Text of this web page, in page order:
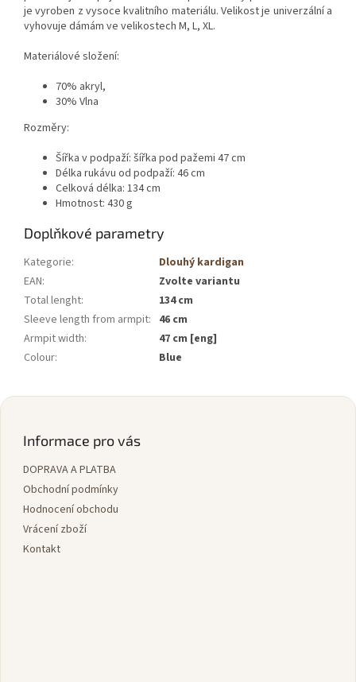
je vyroben z vysoce kvalitního materiálu. Velikost je univerzální a
vyhovuje dámám ve velikostech M, L, XL.
Materiálové složení:
70% akryl,
30% Vlna
Rozměry:
Šířka v podpaží: šířka pod pažemi 47 cm
Délka rukávu od podpaží: 46 cm
Celková délka: 134 cm
Hmotnost: 430 g
Doplňkové parametry
Kategorie:
Dlouhý kardigan
EAN:
Zvolte variantu
Total lenght:
134 cm
Sleeve length from armpit: 46 cm
Armpit width:
47 cm [eng]
Colour: Blue
Z
Informace pro vás
DOPRAVA A PLATBA
Obchodní podmínky
Hodnocení obchodu
Vrácení zboží
Kontakt